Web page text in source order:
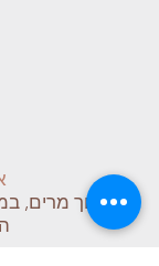
במבוך מרים,